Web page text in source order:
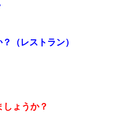
（レストラン）
ょうか？